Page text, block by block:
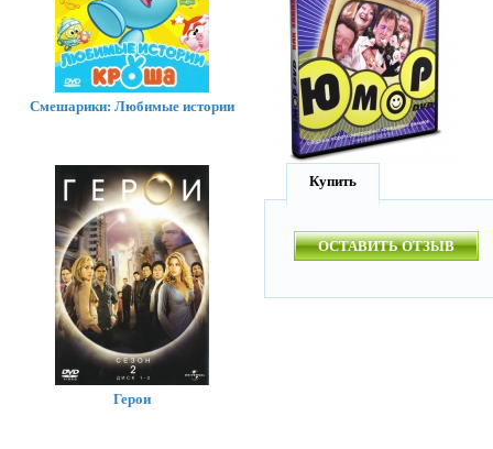
Купить
ОСТАВИТЬ ОТЗЫВ
Смешарики: Любимые истории
Герои